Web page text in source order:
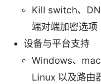
Kill switch、
端对端加密选项
设备与平台支持
Windows、
Linux 以及路由